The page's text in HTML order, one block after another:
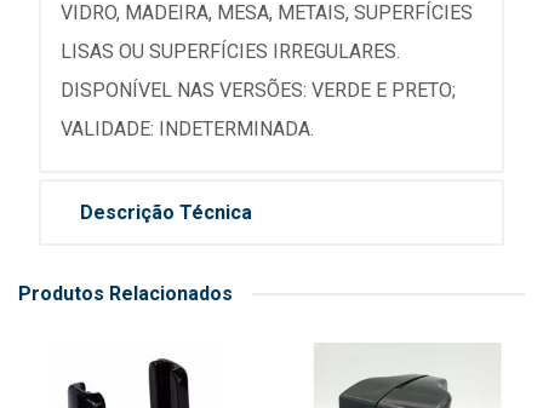
VIDRO, MADEIRA, MESA, METAIS, SUPERFÍCIES
LISAS OU SUPERFÍCIES IRREGULARES.
DISPONÍVEL NAS VERSÕES: VERDE E PRETO;
VALIDADE: INDETERMINADA.
Descrição Técnica
Produtos Relacionados